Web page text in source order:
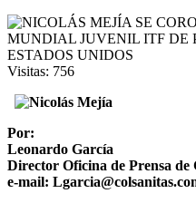
Visitas: 756
Por:
Leonardo García
Director Oficina de Prensa de
e-mail: